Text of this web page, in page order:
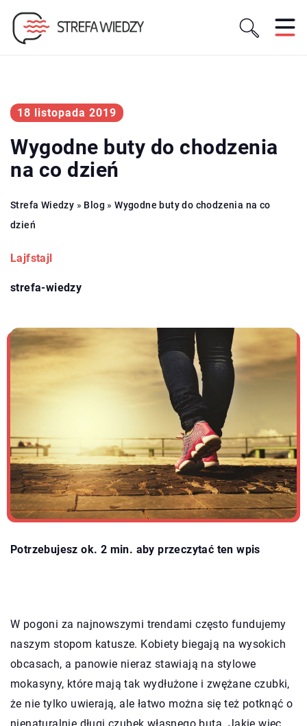
18 listopada 2019
Wygodne buty do chodzenia
na co dzień
Strefa Wiedzy » Blog »Wygodne buty do chodzenia na co
dzień
Lajfstajl
strefa-wiedzy
Potrzebujesz ok. 2 min. aby przeczytać ten wpis
W pogoni za najnowszymi trendami często fundujemy
naszym stopom katusze. Kobiety biegają na wysokich
obcasach, a panowie nieraz stawiają na stylowe
mokasyny, które mają tak wydłużone i zwężane czubki,
że nie tylko uwierają, ale łatwo można się też potknąć o